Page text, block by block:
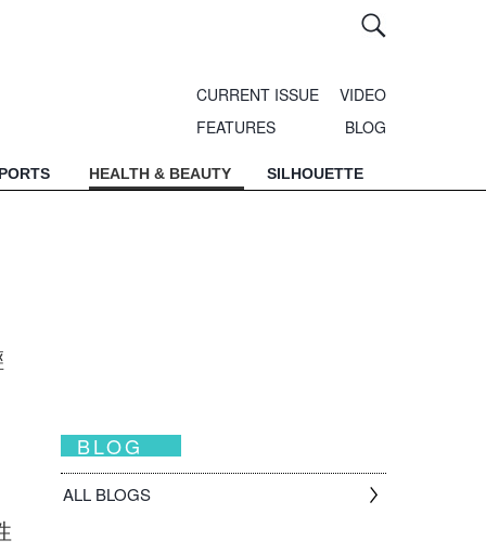
CURRENT ISSUE
VIDEO
FEATURES
BLOG
HEALTH & BEAUTY SILHOUETTE
BLOG
ALL BLOGS